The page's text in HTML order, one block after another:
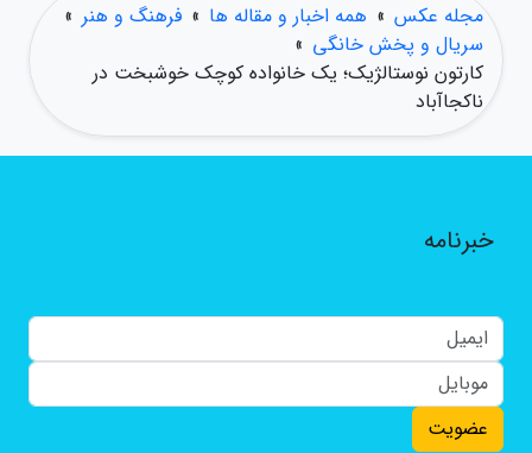
مجله عکس » همه اخبار و مقاله ها » فرهنگ و هنر »
سریال و پخش خانگی »
کارتون نوستالژیک؛ یک خانواده کوچک خوشبخت در
ناکجاآباد
خبرنامه
عضویت